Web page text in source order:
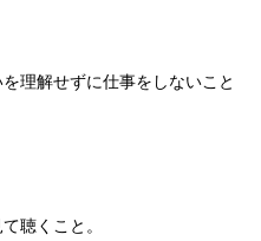
理解せずに仕事をしないこと
聴くこと。